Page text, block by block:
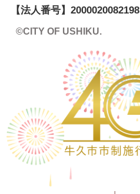
【法人番号】 2000020082198
©CITY OF USHIKU.